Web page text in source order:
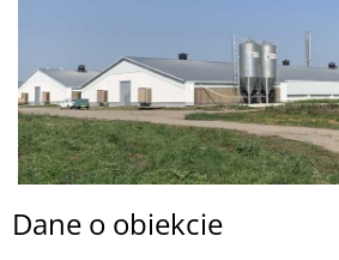
Dane o obiekcie